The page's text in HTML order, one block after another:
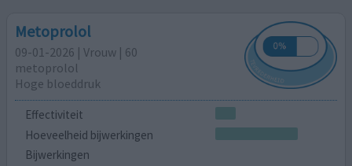
Metoprolol
09-01-2026 | Vrouw | 60
metoprolol
Hoge bloeddruk
Effectiviteit
Hoeveelheid bijwerkingen
Bijwerkingen